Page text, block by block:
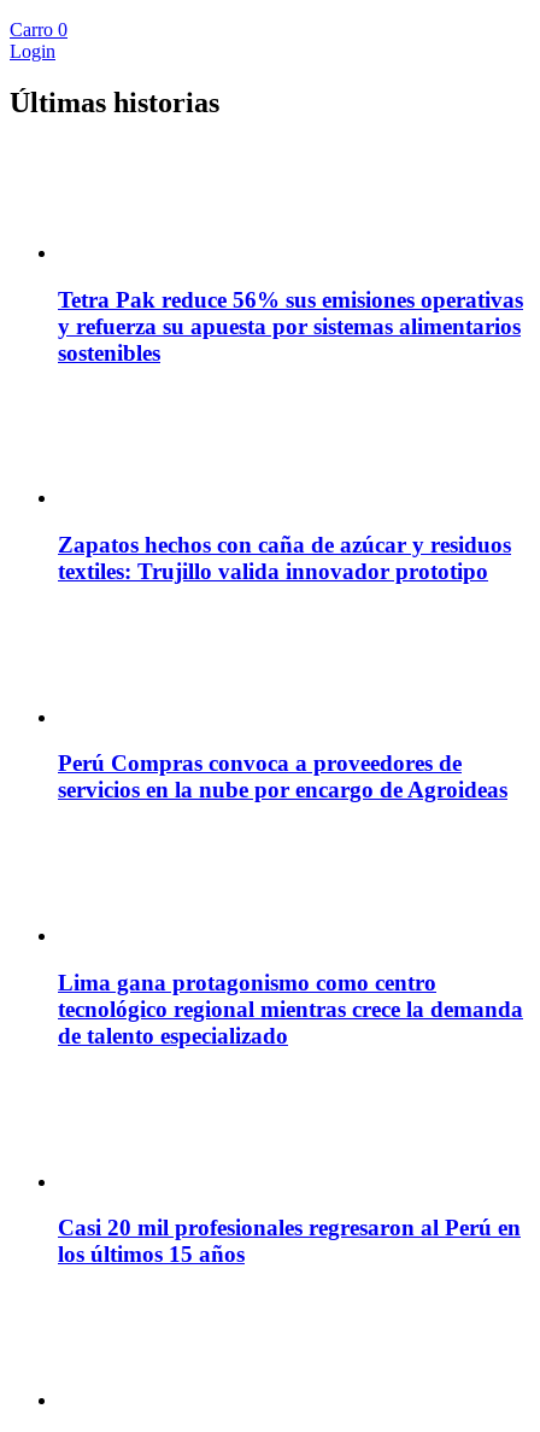
Carro 0
Login
Últimas historias
Tetra Pak reduce 56% sus emisiones operativas
y refuerza su apuesta por sistemas alimentarios
sostenibles
Zapatos hechos con caña de azúcar y residuos
textiles: Trujillo valida innovador prototipo
Perú Compras convoca a proveedores de
servicios en la nube por encargo de Agroideas
Lima gana protagonismo como centro
tecnológico regional mientras crece la demanda
de talento especializado
Casi 20 mil profesionales regresaron al Perú en
los últimos 15 años